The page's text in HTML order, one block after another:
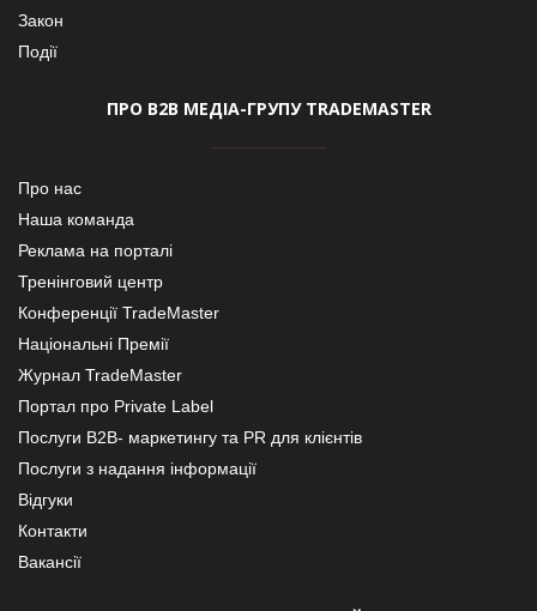
Закон
Події
ПРО В2В МЕДІА-ГРУПУ TRADEMASTER
Про нас
Наша команда
Реклама на порталі
Тренінговий центр
Конференції TradeMaster
Національні Премії
Журнал TradeMaster
Портал про Private Label
Послуги В2В- маркетингу та PR для клієнтів
Послуги з надання інформації
Відгуки
Контакти
Вакансії